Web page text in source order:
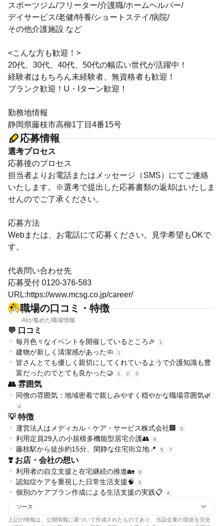
スポーツジム/フリーター/介護職/ホームヘルパー/
デイサービス/老健/特養/ショートステイ/病院/
その他介護施設 など
<こんな方も歓迎！>
20代、30代、40代、50代の幅広い世代が活躍中！
経験者はもちろん未経験者、無資格者も歓迎！
ブランク歓迎！U・Iターン歓迎！
勤務地情報
静岡県藤枝市高柳1丁目4番15号
応募情報
選考プロセス
応募後のプロセス
担当者よりお電話またはメッセージ（SMS）にてご連絡
いたします。※選考で提出した応募書類の返却はいたしま
せんのでご了承ください。
応募方法
Webまたは、お電話にて応募ください。見学希望もOKで
す。
代表問い合わせ先
応募受付 0120-376-583
URL:https://www.mcsg.co.jp/career/
職場の口コミ・特徴
AIが集めた職場情報
💬 口コミ
毎月色々なイベントを開催しているところ🎉 1
建物が新しく清潔感があった🧼 1
皆さんとても優しく親切にしてくれているようで介護知識も豊
富だったのでとても良かった🤝
1 2 3
👥 雰囲気
同僚の雰囲気：地域密着で親しみやすく穏やかな職場雰囲気🌿
4
💡 特徴
運営法人はメディカル・ケア・サービス株式会社🏢 5
利用定員29人の小規模多機能型居宅介護👥 6
藤枝駅から徒歩約15分、閑静な住宅街立地📍 5 7
❣️ お店・会社の想い
利用者の自立支援と在宅継続の推進🏡 8
認知症ケアを重視した日常生活支援🧠 5
個別のケアプラン作成による生活支援の実践📋 4
ソース
上記の情報は、公開情報に基づいて作成されたものであり、当該企業の現状を完全